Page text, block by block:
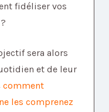
fidéliser vos
sera alors
et de leur
comment
les comprenez